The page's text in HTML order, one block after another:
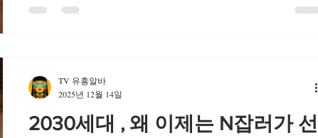
은하게 낮춰져 있었고, 공간 전체에서 인위적이지 않은 아
간단한 상담을 통해 평소 불편한 부위와 컨디션을 체크했
다. 장시간 앉아 있는 직업 특성상 어깨와 허리, 하체 부종이
심하다고 말씀드리니 그에 맞춰 관리 강도를 조절해 주겠다
고 했다. 이 부분에서 스웨디시 마사지가 단순한 정형화된
2030세대 , 왜 이제는 N잡러가 선
TV 유흥알바
2025년 12월 14일